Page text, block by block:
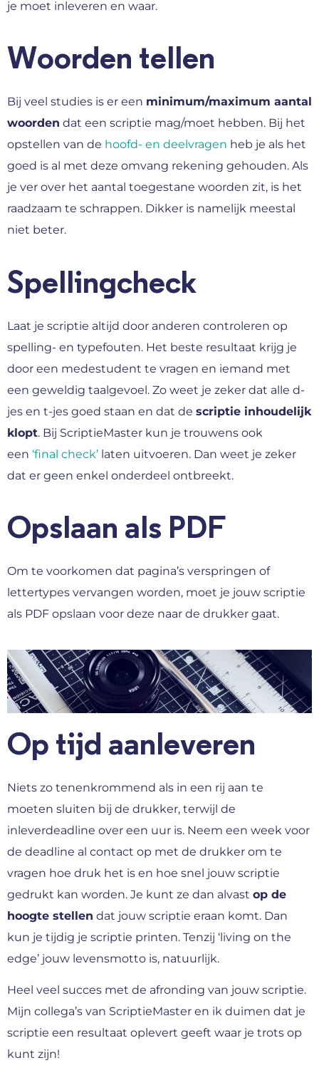
je moet inleveren en waar.
Woorden tellen
Bij veel studies is er een minimum/maximum aantal
woorden dat een scriptie mag/moet hebben. Bij het
opstellen van de hoofd- en deelvragen heb je als het
goed is al met deze omvang rekening gehouden. Als
je ver over het aantal toegestane woorden zit, is het
raadzaam te schrappen. Dikker is namelijk meestal
niet beter.
Spellingcheck
Laat je scriptie altijd door anderen controleren op
spelling- en typefouten. Het beste resultaat krijg je
door een medestudent te vragen en iemand met
een geweldig taalgevoel. Zo weet je zeker dat alle d-
jes en t-jes goed staan en dat de scriptie inhoudelijk
klopt. Bij ScriptieMaster kun je trouwens ook
een ‘final check’ laten uitvoeren. Dan weet je zeker
dat er geen enkel onderdeel ontbreekt.
Opslaan als PDF
Om te voorkomen dat pagina’s verspringen of
lettertypes vervangen worden, moet je jouw scriptie
als PDF opslaan voor deze naar de drukker gaat.
Op tijd aanleveren
Niets zo tenenkrommend als in een rij aan te
moeten sluiten bij de drukker, terwijl de
inleverdeadline over een uur is. Neem een week voor
de deadline al contact op met de drukker om te
vragen hoe druk het is en hoe snel jouw scriptie
gedrukt kan worden. Je kunt ze dan alvast op de
hoogte stellen dat jouw scriptie eraan komt. Dan
kun je tijdig je scriptie printen. Tenzij ‘living on the
edge’ jouw levensmotto is, natuurlijk.
Heel veel succes met de afronding van jouw scriptie.
Mijn collega’s van ScriptieMaster en ik duimen dat je
scriptie een resultaat oplevert geeft waar je trots op
kunt zijn!